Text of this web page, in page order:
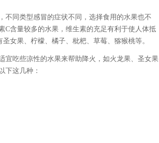
同类型感冒的症状不同，选择食用的水果也不
C含量较多的水果，维生素的充足有利于使人体抵
女果、柠檬、橘子、枇杷、草莓、猕猴桃等。
吃些凉性的水果来帮助降火，如火龙果、圣女果
下这几种：